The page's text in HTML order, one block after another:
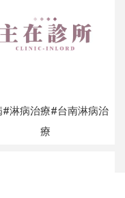
#淋病治療#台南淋病治
療